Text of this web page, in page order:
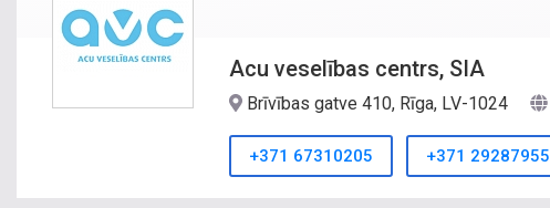
Acu veselības centrs, SIA
Brīvības gatve 410, Rīga, LV-1024
+371 67310205 +371 29287955